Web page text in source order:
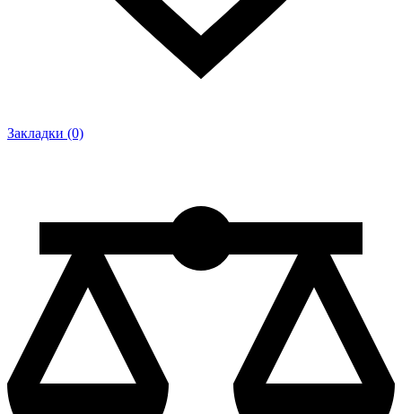
Закладки (0)